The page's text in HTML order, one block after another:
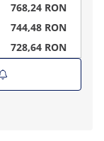
768,24 RON
744,48 RON
728,64 RON